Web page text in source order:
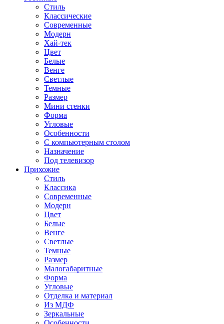
Стиль
Классические
Современные
Модерн
Хай-тек
Цвет
Белые
Венге
Светлые
Темные
Размер
Мини стенки
Форма
Угловые
Особенности
С компьютерным столом
Назначение
Под телевизор
Прихожие
Стиль
Классика
Современные
Модерн
Цвет
Белые
Венге
Светлые
Темные
Размер
Малогабаритные
Форма
Угловые
Отделка и материал
Из МДФ
Зеркальные